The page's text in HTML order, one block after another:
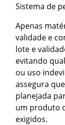
Sistema de
Apenas
validade e
lote e
evitando
ou uso
assegura
planejada
um produto
exigidos.